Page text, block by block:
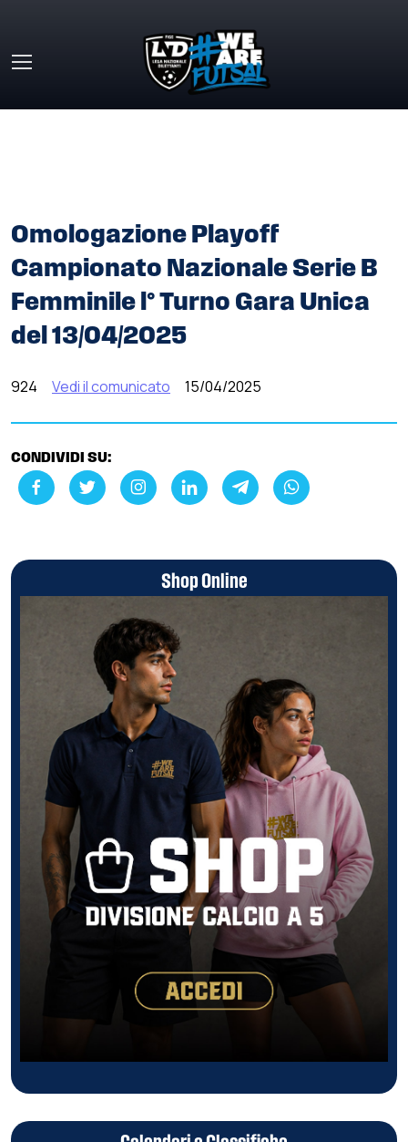
Omologazione Playoff
Campionato Nazionale Serie B
Femminile l° Turno Gara Unica
del 13/04/2025
924 Vedi il comunicato 15/04/2025
CONDIVIDI SU:
Shop Online